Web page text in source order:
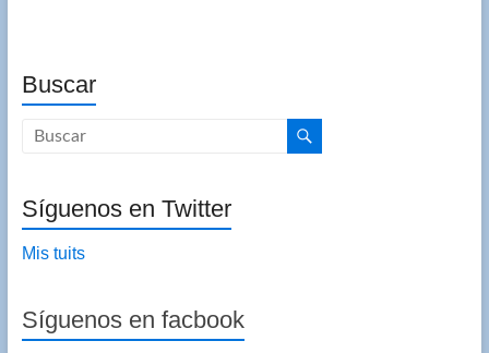
Buscar
Síguenos en Twitter
Mis tuits
Síguenos en facbook